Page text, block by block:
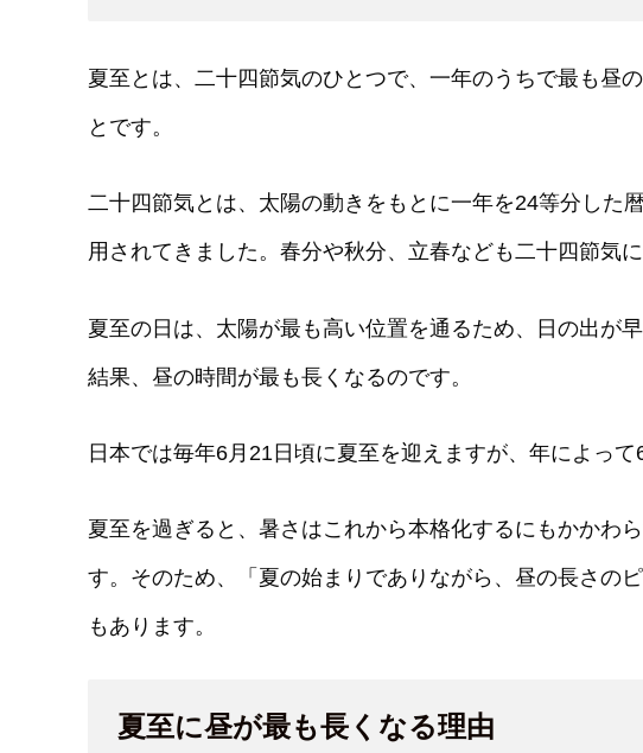
夏至とは、二十四節気のひとつで、一年のうちで最も昼
とです。
二十四節気とは、太陽の動きをもとに一年を24等分した
用されてきました。春分や秋分、立春なども二十四節気に
夏至の日は、太陽が最も高い位置を通るため、日の出が
結果、昼の時間が最も長くなるのです。
日本では毎年6月21日頃に夏至を迎えますが、年によっ
夏至を過ぎると、暑さはこれから本格化するにもかかわ
す。そのため、「夏の始まりでありながら、昼の長さの
もあります。
夏至に昼が最も長くなる理由